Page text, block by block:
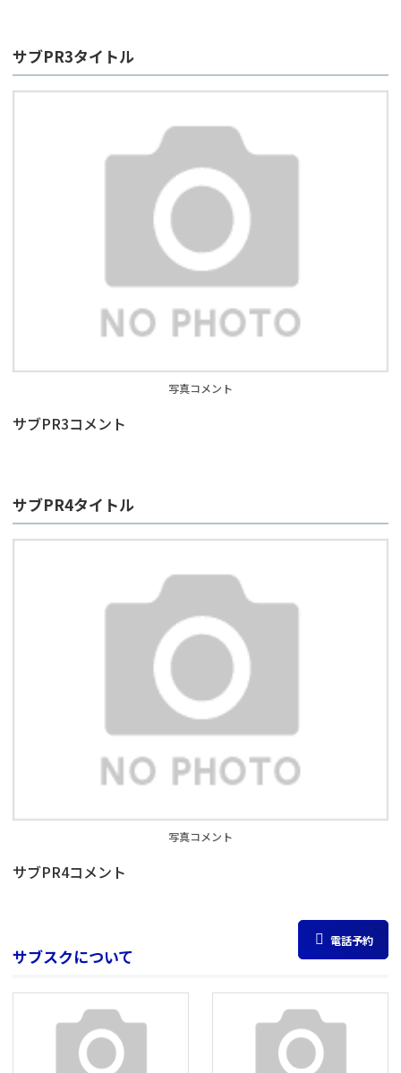
サブPR3タイトル
写真コメント
サブPR3コメント
サブPR4タイトル
写真コメント
サブPR4コメント
電話予約
サブスクについて